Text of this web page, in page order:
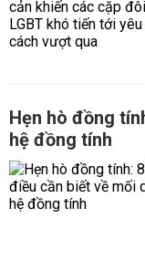
Hẹn hò đồng
hệ đồng tính